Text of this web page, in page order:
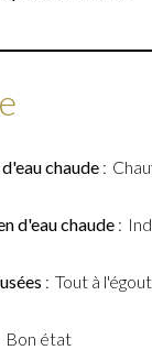
chaude
d'eau chaude
Tout à l'égout
Bon état